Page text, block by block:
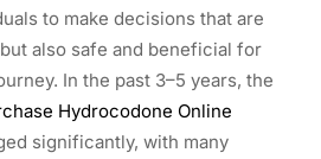
to make decisions that are
also safe and beneficial for
In the past 3–5 years, the
Hydrocodone Online
significantly, with many